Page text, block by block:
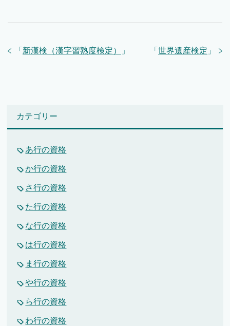
「 世界遺産検定 」
「 新漢検（漢字習熟度検定） 」
カテゴリー
あ行の資格
か行の資格
さ行の資格
た行の資格
な行の資格
は行の資格
ま行の資格
や行の資格
ら行の資格
わ行の資格